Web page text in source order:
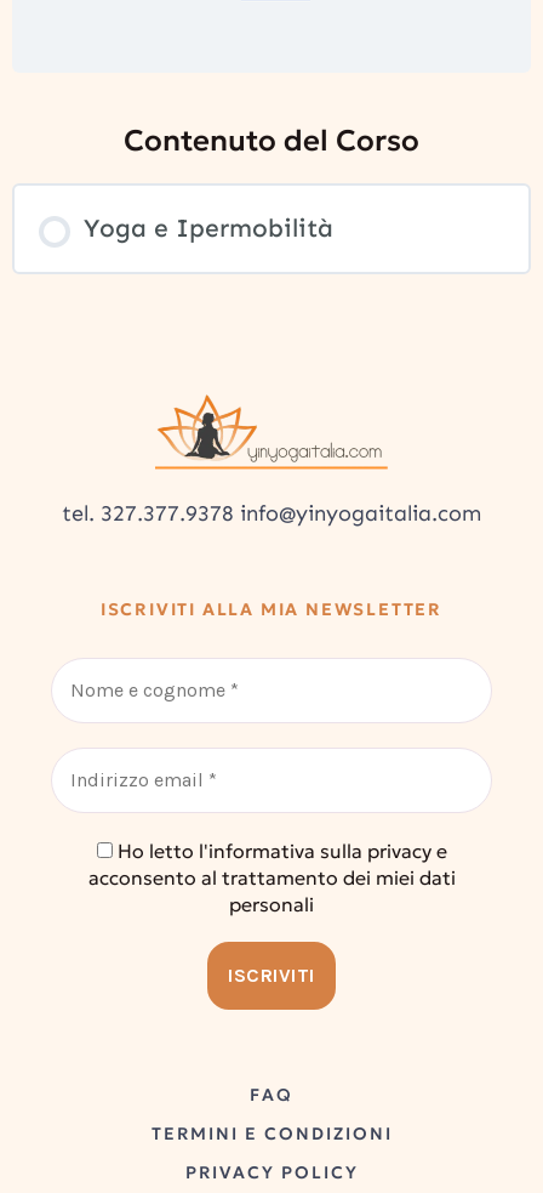
Contenuto del Corso
Yoga e Ipermobilità
tel. 327.377.9378 info@yinyogaitalia.com
ISCRIVITI ALLA MIA NEWSLETTER
Ho letto l'informativa sulla privacy e
acconsento al trattamento dei miei dati
personali
FAQ
TERMINI E CONDIZIONI
PRIVACY POLICY